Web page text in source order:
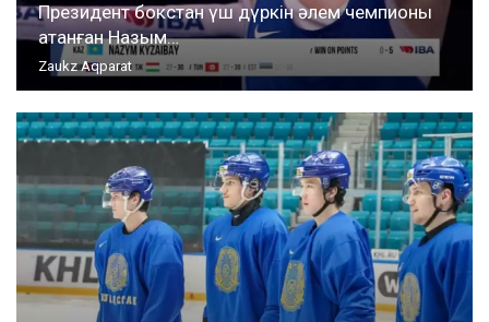
Президент бокстан үш дүркін әлем чемпионы
атанған Назым…
Zaukz Aqparat